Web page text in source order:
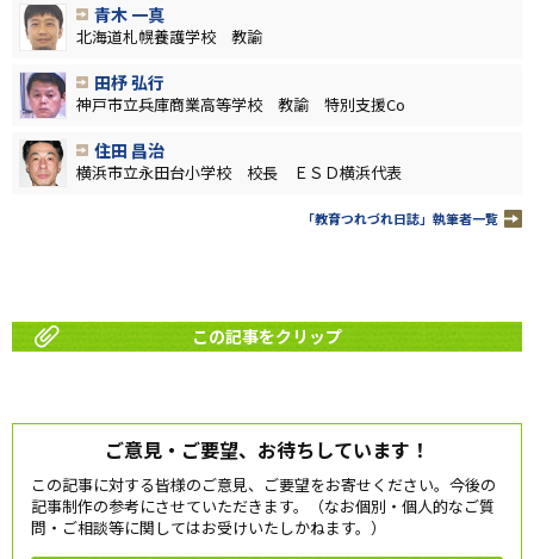
青木 一真
北海道札幌養護学校 教諭
田杼 弘行
神戸市立兵庫商業高等学校 教諭 特別支援Co
住田 昌治
横浜市立永田台小学校 校長 ＥＳＤ横浜代表
「教育つれづれ日誌」執筆者一覧
この記事をクリップ
ご意見・ご要望、お待ちしています！
この記事に対する皆様のご意見、ご要望をお寄せください。今後の
記事制作の参考にさせていただきます。（なお個別・個人的なご質
問・ご相談等に関してはお受けいたしかねます。）